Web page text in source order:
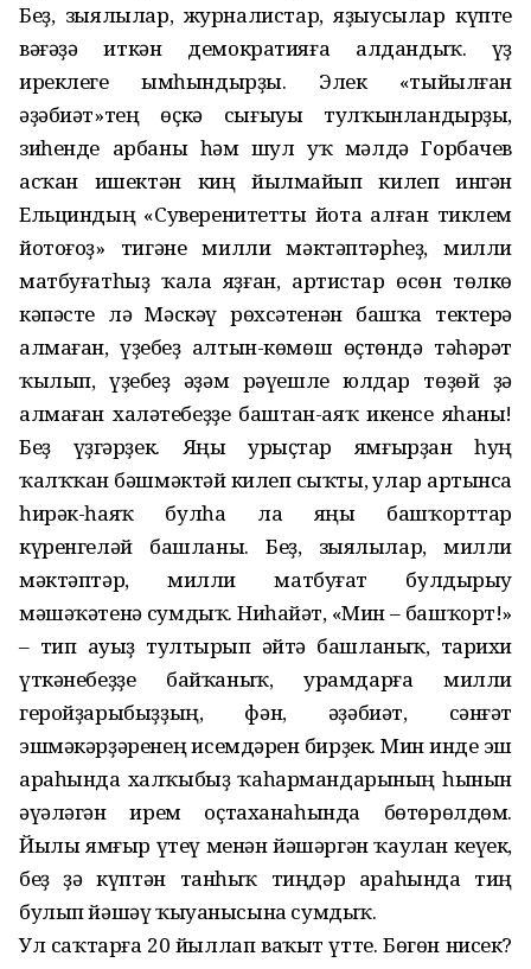
Беҙ, зыялылар, журналистар, яҙыусылар күпте
вәғәҙә иткән демократияға алдандыҡ. Һүҙ
иреклеге ымһындырҙы. Элек «тыйылған
әҙәбиәт»тең өҫкә сығыуы тулҡынландырҙы,
зиһенде арбаны һәм шул уҡ мәлдә Горбачев
асҡан ишектән киң йылмайып килеп ингән
Ельциндың «Суверенитетты йота алған тиклем
йотоғоҙ» тигәне милли мәктәптәрһеҙ, милли
матбуғатһыҙ ҡала яҙған, артистар өсөн төлкө
кәпәсте лә Мәскәү рөхсәтенән башҡа тектерә
алмаған, үҙебеҙ алтын-көмөш өҫтөндә тәһәрәт
ҡылып, үҙебеҙ әҙәм рәүешле юлдар төҙөй ҙә
алмаған халәтебеҙҙе баштан-аяҡ икенсе яһаны!
Беҙ үҙгәрҙек. Яңы урыҫтар ямғырҙан һуң
ҡалҡҡан бәшмәктәй килеп сыҡты, улар артынса
һирәк-һаяҡ булһа ла яңы башҡорттар
күренгеләй башланы. Беҙ, зыялылар, милли
мәктәптәр, милли матбуғат булдырыу
мәшәҡәтенә сумдыҡ. Ниһайәт, «Мин – башҡорт!»
– тип ауыҙ тултырып әйтә башланыҡ, тарихи
үткәнебеҙҙе байҡаныҡ, урамдарға милли
геройҙарыбыҙҙың, фән, әҙәбиәт, сәнғәт
эшмәкәрҙәренең исемдәрен бирҙек. Мин инде эш
араһында халҡыбыҙ ҡаһармандарының һынын
әүәләгән ирем оҫтаханаһында бөтөрөлдөм.
Йылы ямғыр үтеү менән йәшәргән ҡаулан кеүек,
беҙ ҙә күптән танһыҡ тиңдәр араһында тиң
булып йәшәү ҡыуанысына сумдыҡ.
Ул саҡтарға 20 йыллап ваҡыт үтте. Бөгөн нисек?